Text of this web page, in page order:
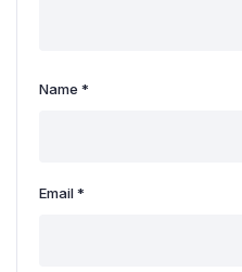
Name *
Email*